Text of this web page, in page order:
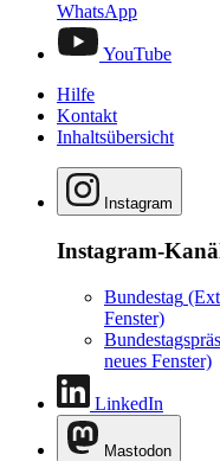
WhatsApp
YouTube
Hilfe
Kontakt
Inhaltsübersicht
Instagram
Instagram-
Bundestag
Fenster)
neues Fenster)
LinkedIn
Mastodon